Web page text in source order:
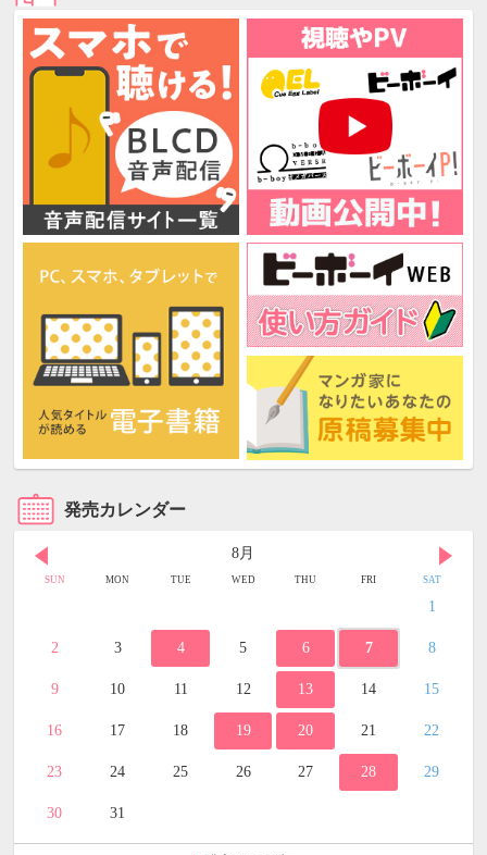
発売カレンダー
8月
SUN MON TUE WED THU FRI SAT
1
2 3 4 5 6 7 8
9 10 11 12 13 14 15
16 17 18 19 20 21 22
23 24 25 26 27 28 29
30 31